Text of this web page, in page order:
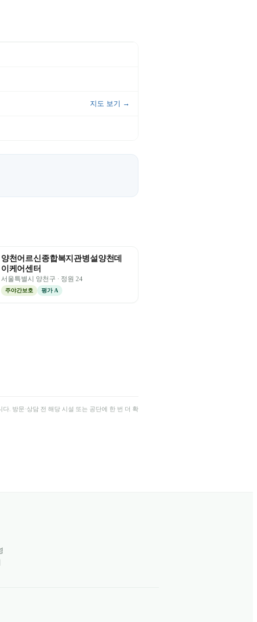
지도 보기 →
양천어르신종합복지관병설양천데
이케어센터
서울특별시 양천구 · 정원 24
주야간보호 평가 A
. 방문·상담 전 해당 시설 또는 공단에 한 번 더 확